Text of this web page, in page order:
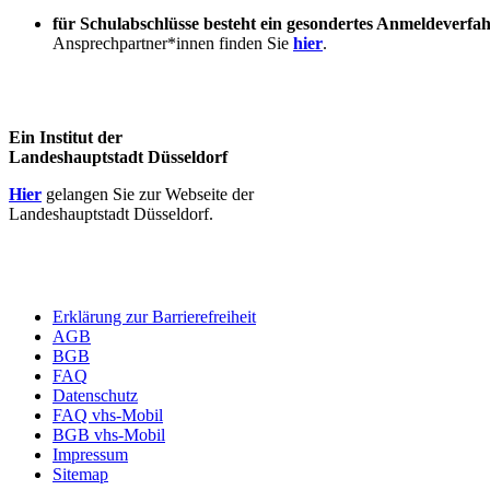
für Schulabschlüsse besteht ein gesondertes
Ansprechpartner*innen finden Sie hier.
Ein Institut der
Landeshauptstadt Düsseldorf
Hier gelangen Sie zur Webseite der
Landeshauptstadt Düsseldorf.
Erklärung zur Barrierefreiheit
AGB
BGB
FAQ
Datenschutz
FAQ vhs-Mobil
BGB vhs-Mobil
Impressum
Sitemap